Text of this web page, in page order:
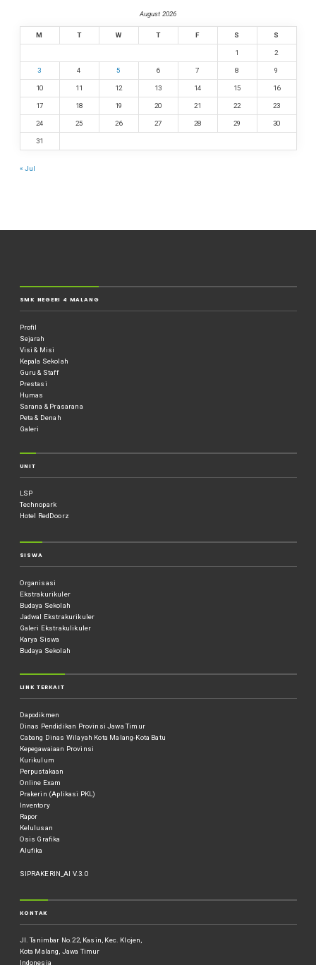
August 2026
M T W T F S S
1 2
3 4 5 6 7 8 9
10 11 12 13 14 15 16
17 18 19 20 21 22 23
24 25 26 27 28 29 30
31
« Jul
SMK NEGERI 4 MALANG
Profil
Sejarah
Visi & Misi
Kepala Sekolah
Guru & Staff
Prestasi
Humas
Sarana & Prasarana
Peta & Denah
Galeri
UNIT
LSP
Technopark
Hotel RedDoorz
SISWA
Organisasi
Ekstrakurikuler
Budaya Sekolah
Jadwal Ekstrakurikuler
Galeri Ekstrakulikuler
Karya Siswa
Budaya Sekolah
LINK TERKAIT
Dapodikmen
Dinas Pendidikan Provinsi Jawa Timur
Cabang Dinas Wilayah Kota Malang-Kota Batu
Kepegawaiaan Provinsi
Kurikulum
Perpustakaan
Online Exam
Prakerin (Aplikasi PKL)
Inventory
Rapor
Kelulusan
Osis Grafika
Alufika
SIPRAKERIN_AI V.3.0
KONTAK
Jl. Tanimbar No.22, Kasin, Kec. Klojen,
Kota Malang, Jawa Timur
Indonesia